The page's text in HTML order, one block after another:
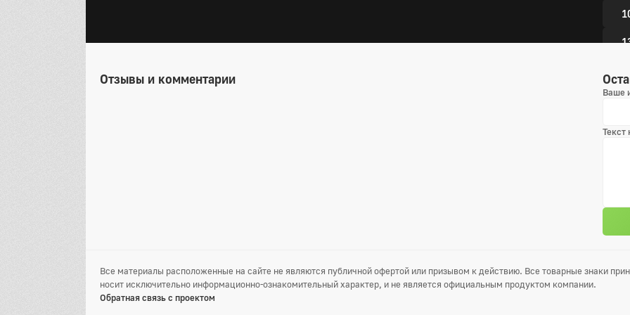
3
4
Отзывы и комментарии
Ваше
Текст
Все материалы расположенные на сайте не являются публичной офертой или призывом к действию. Все товарные знаки
носит исключительно информационно-ознакомительный характер, и не является официальным продуктом компании.
Обратная связь с проектом